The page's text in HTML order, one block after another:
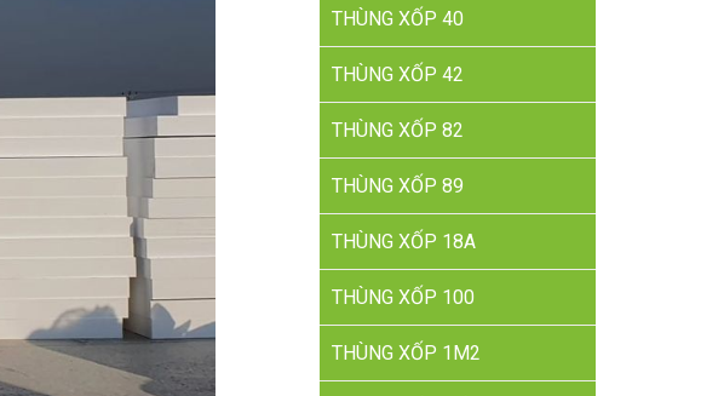
THÙNG XỐP 40
THÙNG XỐP 42
THÙNG XỐP 82
THÙNG XỐP 89
THÙNG XỐP 18A
THÙNG XỐP 100
THÙNG XỐP 1M2